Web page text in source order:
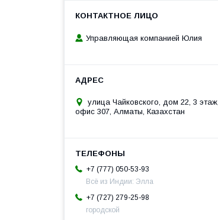
Управляющая компанией Юлия
улица Чайковского, дом 22, 3 этаж,
офис 307, Алматы, Казахстан
+7 (777) 050-53-93
Всё из Индии: Элла
+7 (727) 279-25-98
городской